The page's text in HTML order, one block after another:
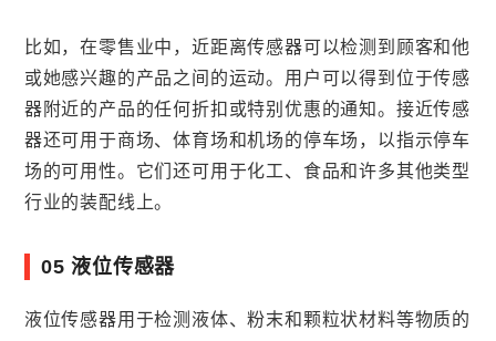
比如，在零售业中，近距离传感器可以检测到顾客和他
或她感兴趣的产品之间的运动。用户可以得到位于传感
器附近的产品的任何折扣或特别优惠的通知。接近传感
器还可用于商场、体育场和机场的停车场，以指示停车
场的可用性。它们还可用于化工、食品和许多其他类型
行业的装配线上。
05 液位传感器
液位传感器用于检测液体、粉末和颗粒状材料等物质的